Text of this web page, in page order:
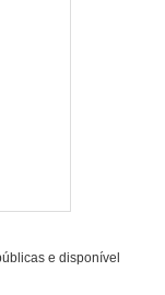
e disponível